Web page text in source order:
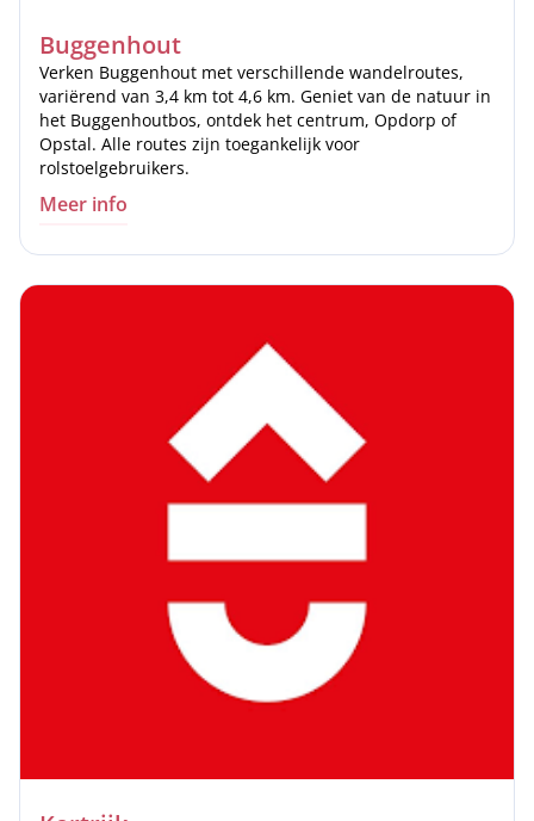
Buggenhout
Verken Buggenhout met verschillende wandelroutes,
variërend van 3,4 km tot 4,6 km. Geniet van de natuur in
het Buggenhoutbos, ontdek het centrum, Opdorp of
Opstal. Alle routes zijn toegankelijk voor
rolstoelgebruikers.
Meer info